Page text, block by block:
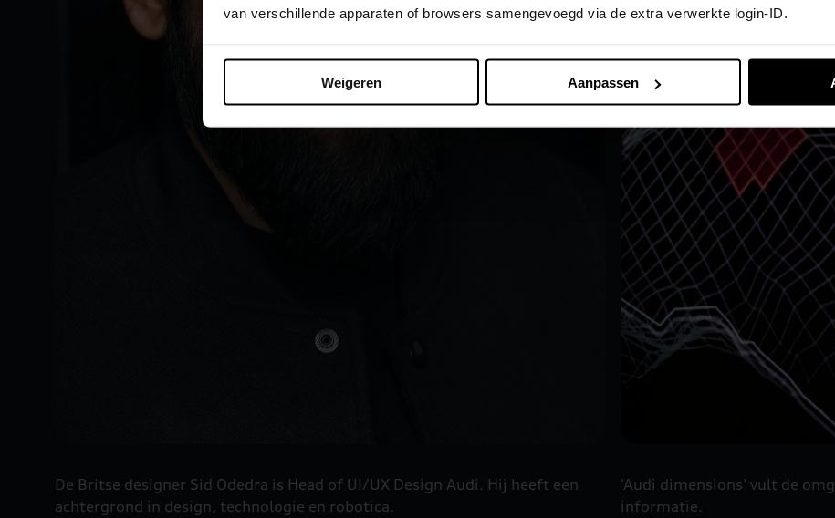
van verschillende apparaten of browsers samengevoegd via de extra verwerkte login-ID.
Weigeren Aanpassen
De Britse designer Sid Odedra is Head of UI/UX Design Audi. Hij heeft een
achtergrond in design, technologie en robotica.
‘Audi dimensions’ vult de
informatie.